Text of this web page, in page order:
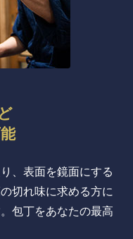
、表面を鏡面にする
切れ味に求める方に
包丁をあなたの最高